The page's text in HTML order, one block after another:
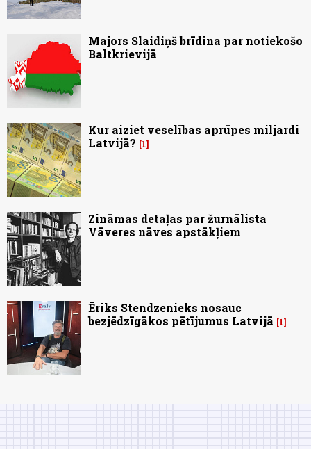
Majors Slaidiņš brīdina par notiekošo
Baltkrievijā
Kur aiziet veselības aprūpes miljardi
Latvijā?
1
Zināmas detaļas par žurnālista
Vāveres nāves apstākļiem
Ēriks Stendzenieks nosauc
bezjēdzīgākos pētījumus Latvijā
1